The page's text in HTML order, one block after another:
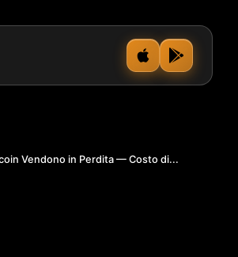
Vendono in Perdita — Costo di...